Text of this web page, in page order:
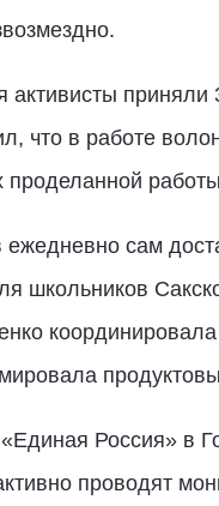
активисты
что в работе
проделанной
сам
школьников
Россия» в
проводят